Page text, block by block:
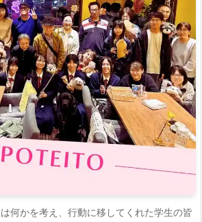
何かを考え、行動に移してくれた学生の皆